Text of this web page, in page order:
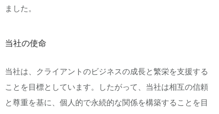
ました。
当社の使命
当社は、クライアントのビジネスの成長と繁栄を支援する
ことを目標としています。したがって、当社は相互の信頼
と尊重を基に、個人的で永続的な関係を構築することを目